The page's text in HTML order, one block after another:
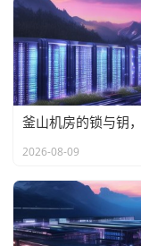
2026-08-09